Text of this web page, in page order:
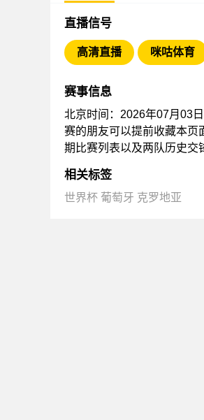
直播信号
高清直播 咪咕体育
赛事信息
北京时间：2026年07月03
赛的朋友可以提前收藏本页
期比赛列表以及两队历史交
相关标签
世界杯 葡萄牙 克罗地亚